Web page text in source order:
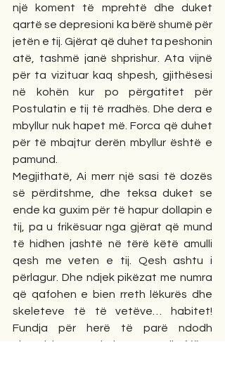
një koment të mprehtë dhe duket
qartë se depresioni ka bërë shumë për
jetën e tij. Gjërat që duhet ta peshonin
atë, tashmë janë shprishur. Ata vijnë
për ta vizituar kaq shpesh, gjithësesi
në kohën kur po përgatitet për
Postulatin e tij të rradhës. Dhe dera e
mbyllur nuk hapet më. Forca që duhet
për të mbajtur derën mbyllur është e
pamund.
Megjithatë, Ai merr një sasi të dozës
së përditshme, dhe teksa duket se
ende ka guxim për të hapur dollapin e
tij, pa u frikësuar nga gjërat që mund
të hidhen jashtë në tërë këtë amulli
qesh me veten e tij. Qesh ashtu i
përlagur. Dhe ndjek pikëzat me numra
që qafohen e bien rreth lëkurës dhe
skeleteve të të vetëve… habitet!
Fundja për herë të parë ndodh
njerëzisht në skeletet e tij: Nëse